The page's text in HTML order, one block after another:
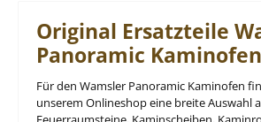
Original Ersatzteile
Panoramic Kaminofen
Für den Wamsler Panoramic Kaminofen
unserem Onlineshop eine breite Auswahl